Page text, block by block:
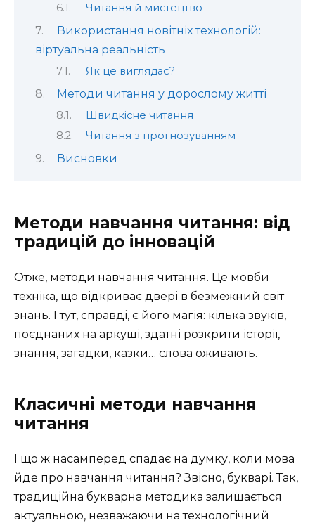
Читання й мистецтво
Використання новітніх технологій:
віртуальна реальність
Як це виглядає?
Методи читання у дорослому житті
Швидкісне читання
Читання з прогнозуванням
Висновки
Методи навчання читання: від
традицій до інновацій
Отже, методи навчання читання. Це мовби
техніка, що відкриває двері в безмежний світ
знань. І тут, справді, є його магія: кілька звуків,
поєднаних на аркуші, здатні розкрити історії,
знання, загадки, казки… слова оживають.
Класичні методи навчання
читання
І що ж насамперед спадає на думку, коли мова
йде про навчання читання? Звісно, букварі. Так,
традиційна букварна методика залишається
актуальною, незважаючи на технологічний